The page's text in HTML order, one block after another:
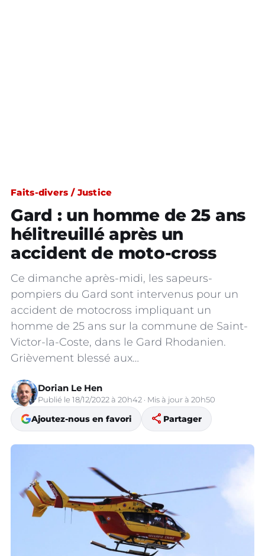
Faits-divers / Justice
Gard : un homme de 25 ans
hélitreuillé après un
accident de moto-cross
Ce dimanche après-midi, les sapeurs-
pompiers du Gard sont intervenus pour un
accident de motocross impliquant un
homme de 25 ans sur la commune de Saint-
Victor-la-Coste, dans le Gard Rhodanien.
Grièvement blessé aux…
Dorian Le Hen
Publié le 18/12/2022 à 20h42 · Mis à jour à 20h50
Ajoutez-nous en favori share Partager